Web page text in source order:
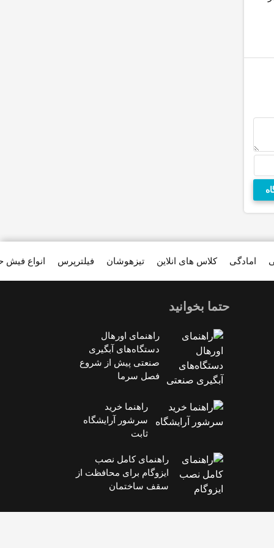
انواع فیش فیلترپرس تیزهوشان کلاس های انلاین امادگی
حتما بخوانید
راهنمای اورهال
دستگاه‌های آبگیری
صنعتی پیش از شروع
فصل سرما
راهنما خرید
سرشور آرایشگاه
ثابت
راهنمای کامل نصب
ایزوگام برای محافظت از
سقف ساختمان